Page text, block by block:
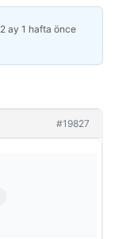
2 ay 1 hafta önce
#19827